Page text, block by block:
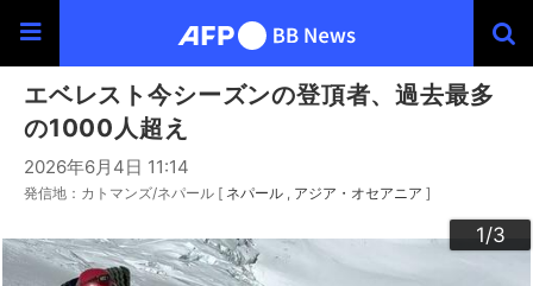
エベレスト今シーズンの登頂者、過去最多
の1000人超え
2026年6月4日 11:14
発信地：カトマンズ/ネパール [ ネパール アジア・オセアニア ]
1/3
2/3
3/3